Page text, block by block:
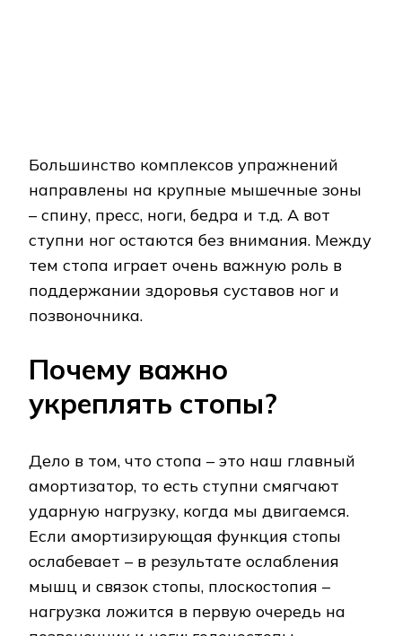
Большинство комплексов упражнений
направлены на крупные мышечные зоны
– спину, пресс, ноги, бедра и т.д. А вот
ступни ног остаются без внимания. Между
тем стопа играет очень важную роль в
поддержании здоровья суставов ног и
позвоночника.
Почему важно
укреплять стопы?
Дело в том, что стопа – это наш главный
амортизатор, то есть ступни смягчают
ударную нагрузку, когда мы двигаемся.
Если амортизирующая функция стопы
ослабевает – в результате ослабления
мышц и связок стопы, плоскостопия –
нагрузка ложится в первую очередь на